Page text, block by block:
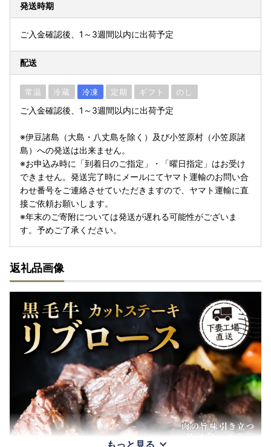
発送時期
ご入金確認後、1～3週間以内に出荷予定
配送
常温 冷蔵 冷凍 定期 ギフト のし
ご入金確認後、1～3週間以内に出荷予定
※伊豆諸島（大島・八丈島を除く）及び小笠原村（小笠原諸
島）への発送は出来ません。
※お申込み時に「到着日のご指定」・「曜日指定」はお受け
できません。発送完了時にメールにてヤマト運輸のお問い合
わせ番号をご連絡させていただきますので、ヤマト運輸に直
接ご依頼お願いします。
※年末のご寄附については発送が遅れる可能性がございま
す。予めご了承ください。
返礼品画像